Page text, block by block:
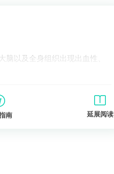
以及全身组织出现出血性、
南 延展阅读